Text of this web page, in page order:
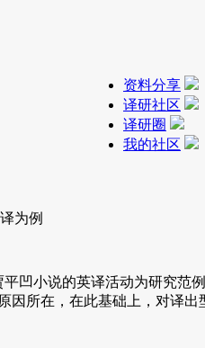
资料分享
译研社区
译研圈
我的社区
为例
小说的英译活动为研究范
所在，在此基础上，对译